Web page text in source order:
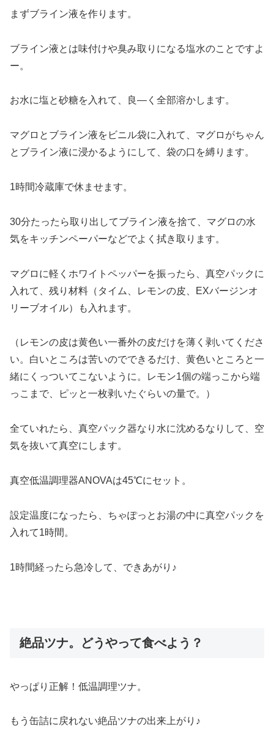
まずブライン液を作ります。
ブライン液とは味付けや臭み取りになる塩水のことですよ
ー。
お水に塩と砂糖を入れて、良―く全部溶かします。
マグロとブライン液をビニル袋に入れて、マグロがちゃん
とブライン液に浸かるようにして、袋の口を縛ります。
1時間冷蔵庫で休ませます。
30分たったら取り出してブライン液を捨て、マグロの水
気をキッチンペーパーなどでよく拭き取ります。
マグロに軽くホワイトペッパーを振ったら、真空パックに
入れて、残り材料（タイム、レモンの皮、EXバージンオ
リーブオイル）も入れます。
（レモンの皮は黄色い一番外の皮だけを薄く剥いてくださ
い。白いところは苦いのでできるだけ、黄色いところと一
緒にくっついてこないように。レモン1個の端っこから端
っこまで、ピッと一枚剥いたぐらいの量で。）
全ていれたら、真空パック器なり水に沈めるなりして、空
気を抜いて真空にします。
真空低温調理器ANOVAは45℃にセット。
設定温度になったら、ちゃぽっとお湯の中に真空パックを
入れて1時間。
1時間経ったら急冷して、できあがり♪
絶品ツナ。どうやって食べよう？
やっぱり正解！低温調理ツナ。
もう缶詰に戻れない絶品ツナの出来上がり♪